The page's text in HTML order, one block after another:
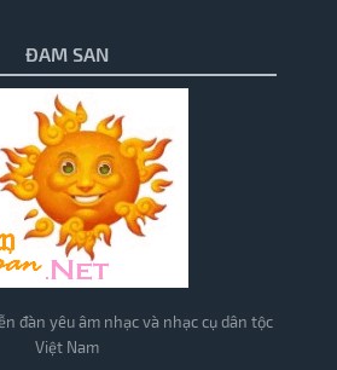
ĐAM SAN
đàn yêu âm nhạc và nhạc cụ dân tộc
Việt Nam